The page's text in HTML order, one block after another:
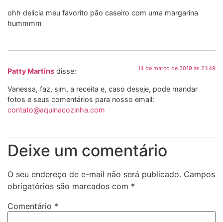
ohh delicia meu favorito pão caseiro com uma margarina
hummmm
Patty Martins disse: 14 de março de 2019 às 21:49
Vanessa, faz, sim, a receita e, caso deseje, pode mandar
fotos e seus comentários para nosso email:
contato@aquinacozinha.com
Deixe um comentário
O seu endereço de e-mail não será publicado. Campos
obrigatórios são marcados com *
Comentário *